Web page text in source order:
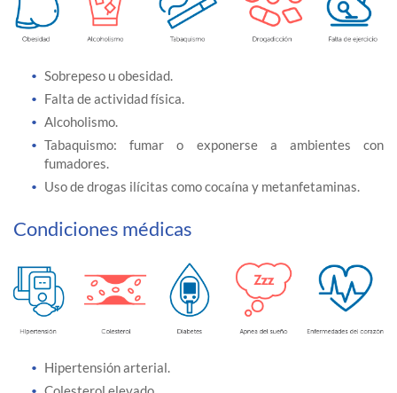
Sobrepeso u obesidad.
Falta de actividad física.
Alcoholismo.
Tabaquismo: fumar o exponerse a ambientes con
fumadores.
Uso de drogas ilícitas como cocaína y metanfetaminas.
Condiciones médicas
Hipertensión arterial.